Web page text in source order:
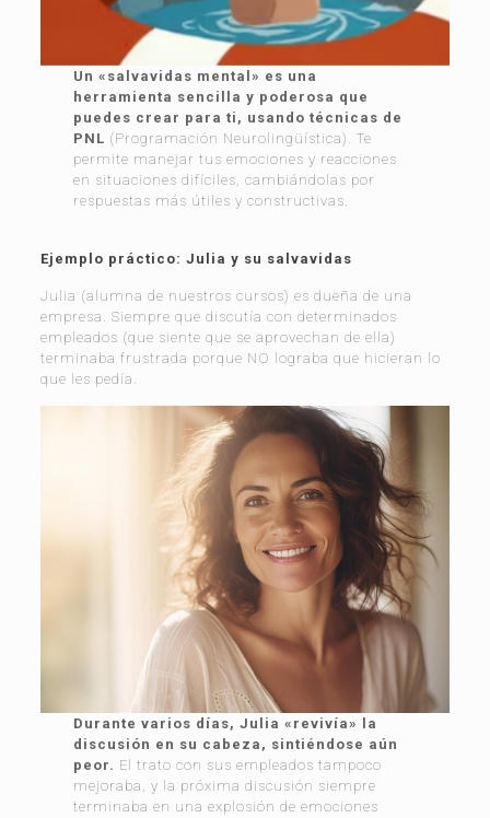
Un «salvavidas mental» es una
herramienta sencilla y poderosa que
puedes crear para ti, usando técnicas de
PNL (Programación Neurolingüística). Te
permite manejar tus emociones y reacciones
en situaciones difíciles, cambiándolas por
respuestas más útiles y constructivas.
Ejemplo práctico: Julia y su salvavidas
Julia (alumna de nuestros cursos) es dueña de una
empresa. Siempre que discutía con determinados
empleados (que siente que se aprovechan de ella)
terminaba frustrada porque NO lograba que hicieran lo
que les pedía.
Durante varios días, Julia «revivía» la
discusión en su cabeza, sintiéndose aún
peor. El trato con sus empleados tampoco
mejoraba, y la próxima discusión siempre
terminaba en una explosión de emociones